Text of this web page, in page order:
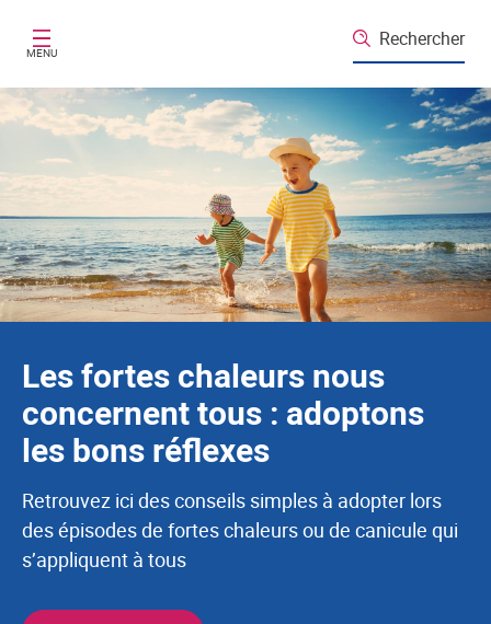
MENU
Rechercher
Santé publique France
Les fortes chaleurs nous
concernent tous : adoptons
les bons réflexes
Retrouvez ici des conseils simples à adopter lors
des épisodes de fortes chaleurs ou de canicule qui
s’appliquent à tous